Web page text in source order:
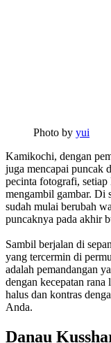
Photo by yui
Kamikochi, dengan
juga mencapai puncak
pecinta fotografi, setiap
mengambil gambar. Di
sudah mulai berubah
puncaknya pada akhir
Sambil berjalan di
yang tercermin di
adalah pemandangan
dengan kecepatan rana
halus dan kontras
Anda.
Danau